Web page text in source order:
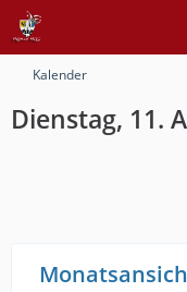
Kalender
Dienstag, 11.